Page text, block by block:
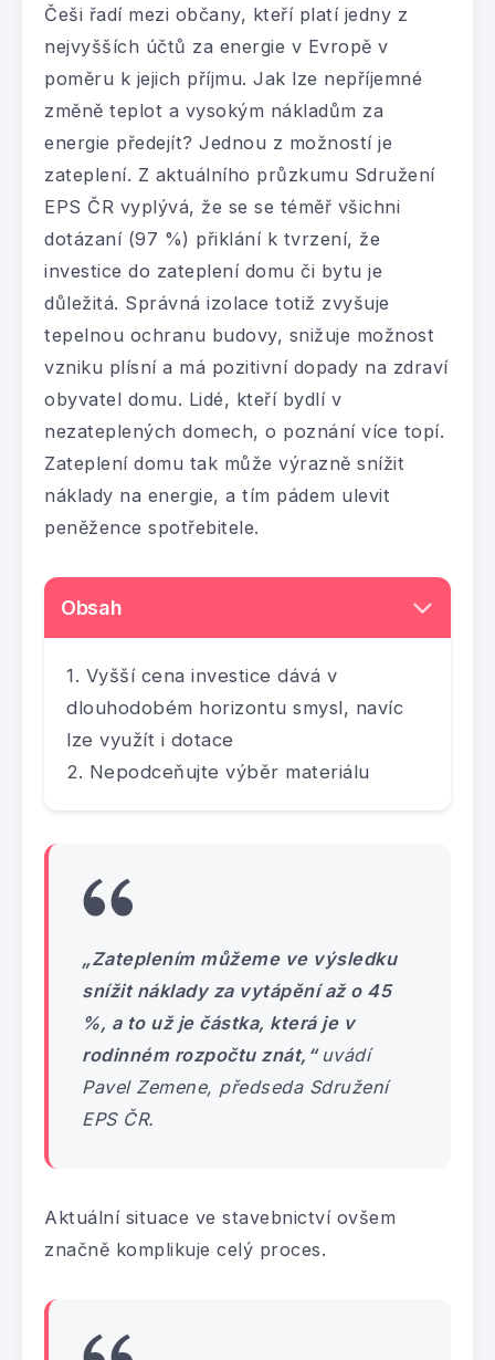
Češi řadí mezi občany, kteří platí jedny z
nejvyšších účtů za energie v Evropě v
poměru k jejich příjmu. Jak lze nepříjemné
změně teplot a vysokým nákladům za
energie předejít? Jednou z možností je
zateplení. Z aktuálního průzkumu Sdružení
EPS ČR vyplývá, že se se téměř všichni
dotázaní (97 %) přiklání k tvrzení, že
investice do zateplení domu či bytu je
důležitá. Správná izolace totiž zvyšuje
tepelnou ochranu budovy, snižuje možnost
vzniku plísní a má pozitivní dopady na zdraví
obyvatel domu. Lidé, kteří bydlí v
nezateplených domech, o poznání více topí.
Zateplení domu tak může výrazně snížit
náklady na energie, a tím pádem ulevit
peněžence spotřebitele.
Obsah
Vyšší cena investice dává v
dlouhodobém horizontu smysl, navíc
lze využít i dotace
Nepodceňujte výběr materiálu
„Zateplením můžeme ve výsledku
snížit náklady za vytápění až o 45
%, a to už je částka, která je v
rodinném rozpočtu znát,“ uvádí
Pavel Zemene, předseda Sdružení
EPS ČR.
Aktuální situace ve stavebnictví ovšem
značně komplikuje celý proces.